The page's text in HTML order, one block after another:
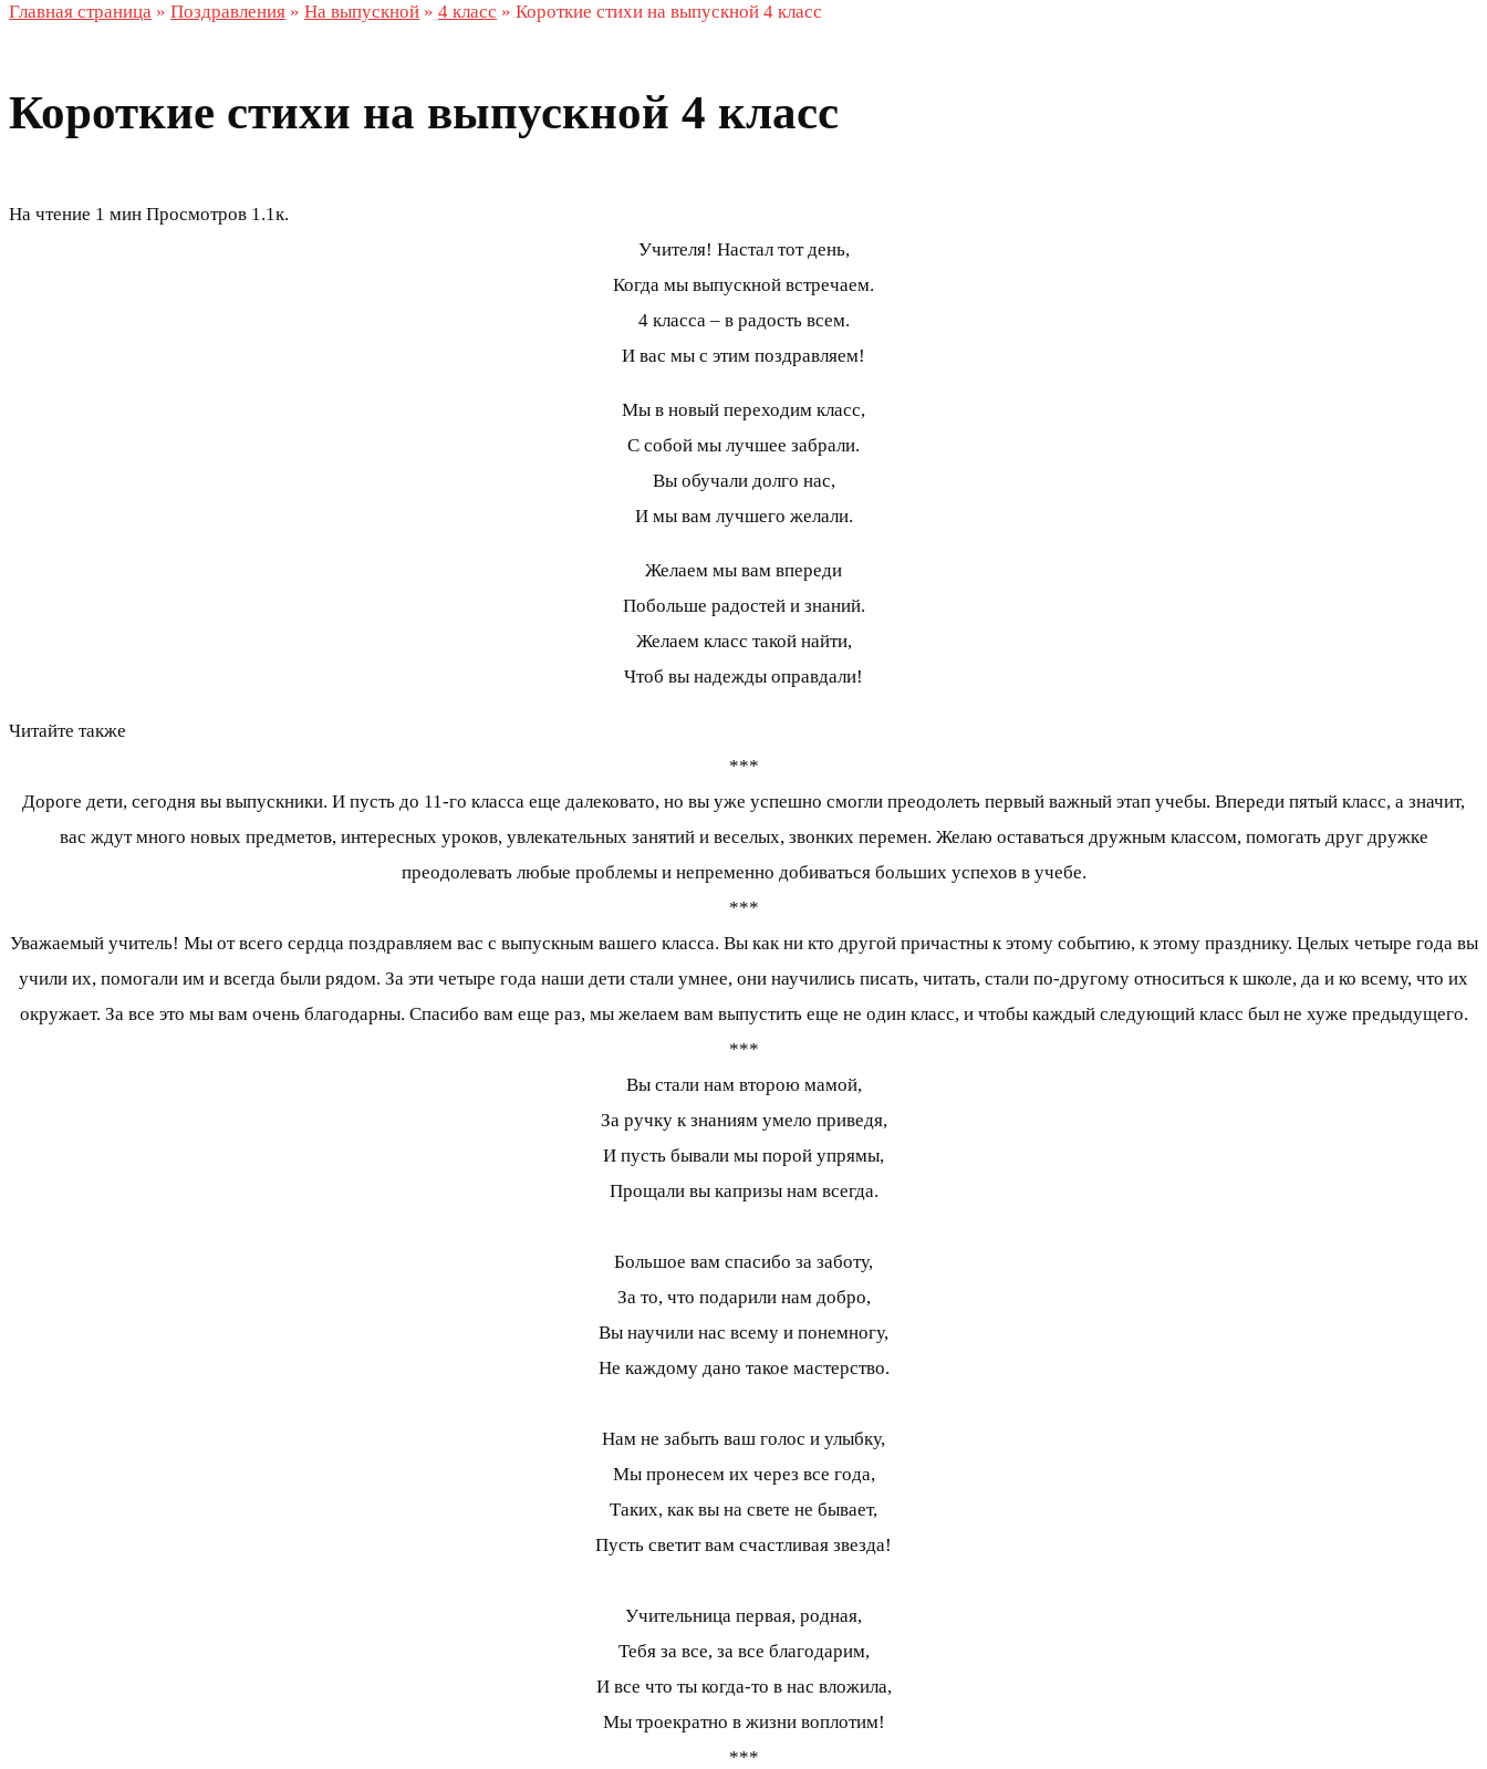
Главная страница » Поздравления » На выпускной » 4 класс » Короткие стихи на выпускной 4 класс
Короткие стихи на выпускной 4 класс
На чтение 1 мин Просмотров 1.1к.
Учителя! Настал тот день,
Когда мы выпускной встречаем.
4 класса – в радость всем.
И вас мы с этим поздравляем!
Мы в новый переходим класс,
С собой мы лучшее забрали.
Вы обучали долго нас,
И мы вам лучшего желали.
Желаем мы вам впереди
Побольше радостей и знаний.
Желаем класс такой найти,
Чтоб вы надежды оправдали!
Читайте также
***
Дороге дети, сегодня вы выпускники. И пусть до 11-го класса еще далековато, но вы уже успешно смогли преодолеть первый важный этап учебы. Впереди пятый класс, а значит,
вас ждут много новых предметов, интересных уроков, увлекательных занятий и веселых, звонких перемен. Желаю оставаться дружным классом, помогать друг дружке
преодолевать любые проблемы и непременно добиваться больших успехов в учебе.
***
Уважаемый учитель! Мы от всего сердца поздравляем вас с выпускным вашего класса. Вы как ни кто другой причастны к этому событию, к этому празднику. Целых четыре года вы
учили их, помогали им и всегда были рядом. За эти четыре года наши дети стали умнее, они научились писать, читать, стали по-другому относиться к школе, да и ко всему, что их
окружает. За все это мы вам очень благодарны. Спасибо вам еще раз, мы желаем вам выпустить еще не один класс, и чтобы каждый следующий класс был не хуже предыдущего.
***
Вы стали нам второю мамой,
За ручку к знаниям умело приведя,
И пусть бывали мы порой упрямы,
Прощали вы капризы нам всегда.
Большое вам спасибо за заботу,
За то, что подарили нам добро,
Вы научили нас всему и понемногу,
Не каждому дано такое мастерство.
Нам не забыть ваш голос и улыбку,
Мы пронесем их через все года,
Таких, как вы на свете не бывает,
Пусть светит вам счастливая звезда!
Учительница первая, родная,
Тебя за все, за все благодарим,
И все что ты когда-то в нас вложила,
Мы троекратно в жизни воплотим!
***